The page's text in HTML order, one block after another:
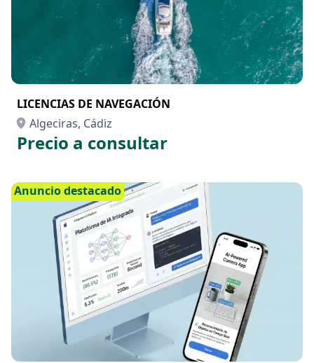
LICENCIAS DE NAVEGACIÓN
Algeciras, Cádiz
Precio a consultar
Anuncio destacado